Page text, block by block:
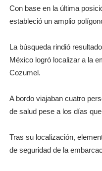
Con base en la última
estableció un amplio
La búsqueda rindió
México logró localizar a la
Cozumel.
A bordo viajaban cuatro
de salud pese a los días
Tras su localización,
de seguridad de la